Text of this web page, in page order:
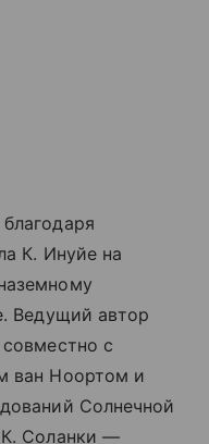
К. Инуйе на
Ведущий автор
с
ван Ноортом и
Солнечной
Соланки —